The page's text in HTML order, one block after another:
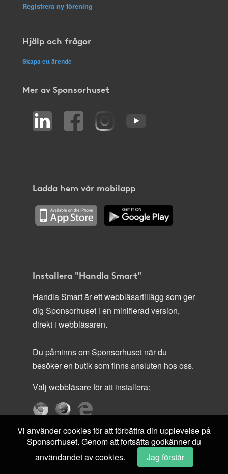
Registrera ny förening
Hjälp och frågor
Skapa ett ärende
Mer av Sponsorhuset
Ladda hem vår mobilapp
Installera "Handla Smart"
Handla Smart är ett webbläsartillägg som ger
dig Sponsorhuset i en minifierad version,
direkt i webbläsaren.
Du påminns om Sponsorhuset när du
besöker en butik som finns ansluten hos oss.
Välj webbläsare för att installera:
Vi använder cookies för att förbättra din upplevelse på
Sponsorhuset. Genom att fortsätta godkänner du
användandet av cookies.
Jag förstår